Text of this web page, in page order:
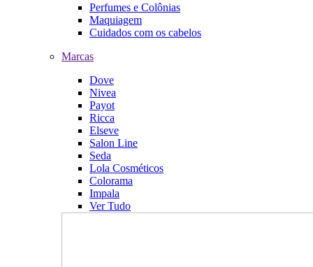
Perfumes e Colônias
Maquiagem
Cuidados com os cabelos
Marcas
Dove
Nivea
Payot
Ricca
Elseve
Salon Line
Seda
Lola Cosméticos
Colorama
Impala
Ver Tudo